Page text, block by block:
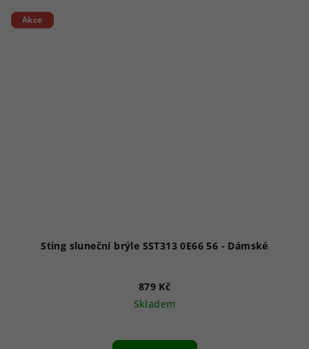
Akce
Sting sluneční brýle SST313 0E66 56 - Dámské
879 Kč
Skladem